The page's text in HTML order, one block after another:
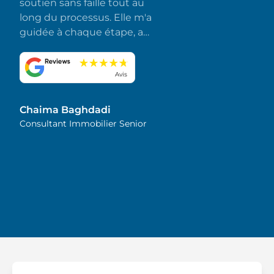
soutien sans faille tout au
long du processus. Elle m'a
guidée à chaque étape, a
toutes mes questions et a
fait en sorte que tout se
stress. J'apprécie
sincèrement son
Avis
Chaima Baghdadi
Consultant Immobilier Senior